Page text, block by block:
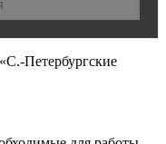
Петербургские